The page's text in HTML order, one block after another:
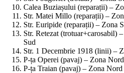
Calea Buziașului
Str. Matei Millo
Str. Euripide
Str. Retezat (trotuar+carosabil)
Sud
Str. 1 Decembrie
P-ța Operei
P-ța Traian